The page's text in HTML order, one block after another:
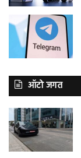
ऑटो जगत